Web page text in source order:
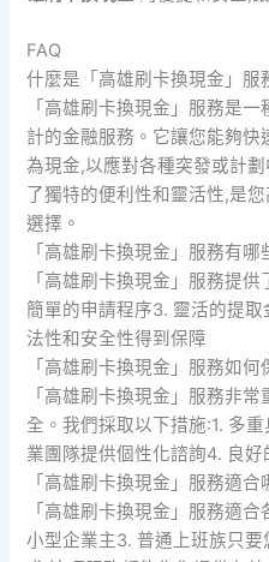
FAQ
什麼是「高雄刷卡換現金」服
「高雄刷卡換現金」服務是
計的金融服務。它讓您能夠
為現金,以應對各種突發或計
了獨特的便利性和靈活性,是
選擇。
「高雄刷卡換現金」服務有哪
「高雄刷卡換現金」服務提
簡單的申請程序3. 靈活的提
法性和安全性得到保障
「高雄刷卡換現金」服務如
「高雄刷卡換現金」服務非
全。我們採取以下措施:1. 多
業團隊提供個性化諮詢4. 良
「高雄刷卡換現金」服務適合
「高雄刷卡換現金」服務適
小型企業主3. 普通上班族只